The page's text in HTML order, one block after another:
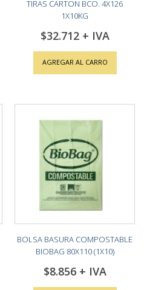
TIRAS CARTON BCO. 4X126
1X10KG
$32.712
AGREGAR AL CARRO
BOLSA BASURA COMPOSTABLE
BIOBAG 80X110 (1X10)
$8.856